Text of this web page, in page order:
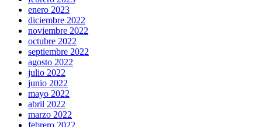
enero 2023
diciembre 2022
noviembre 2022
octubre 2022
septiembre 2022
agosto 2022
julio 2022
junio 2022
mayo 2022
abril 2022
marzo 2022